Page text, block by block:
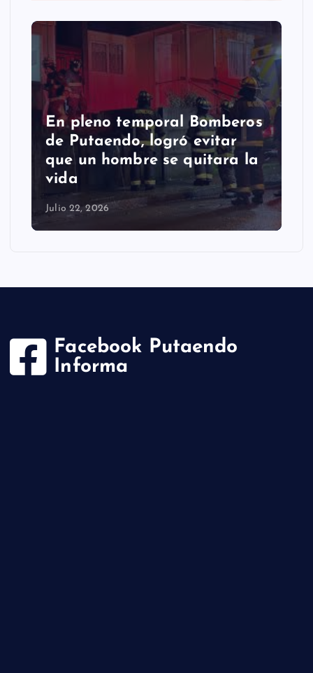
En pleno temporal Bomberos
de Putaendo, logró evitar
que un hombre se quitara la
vida
Julio 22, 2026
Facebook Putaendo
Informa